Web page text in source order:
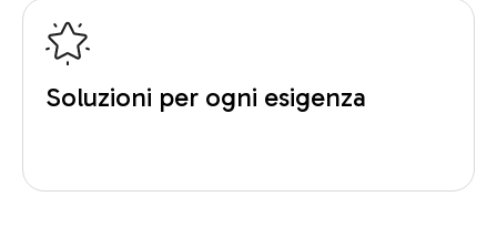
Soluzioni per ogni esigenza